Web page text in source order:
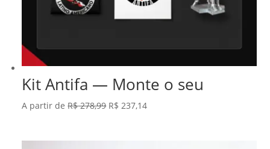
Kit Antifa — Monte o seu
A partir deR$278,99 O
R$ 237,14O